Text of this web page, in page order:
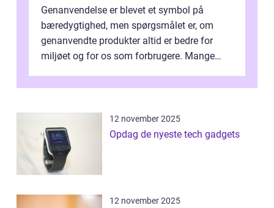
Genanvendelse er blevet et symbol på
bæredygtighed, men spørgsmålet er, om
genanvendte produkter altid er bedre for
miljøet og for os som forbrugere. Mange
12 november 2025
Opdag de nyeste tech gadgets
12 november 2025